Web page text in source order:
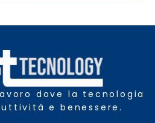
dove la tecnologia
e benessere.